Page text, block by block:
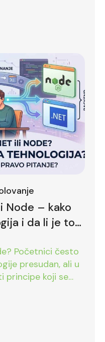
Node – kako
i da li je to
Početnici često
presudan, ali u
principe koji se